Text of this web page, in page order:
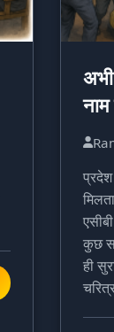
कुछ
ही